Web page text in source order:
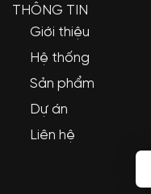
THÔNG TIN
Giới thiệu
Hệ thống
Sản phẩm
Dự án
Liên hệ